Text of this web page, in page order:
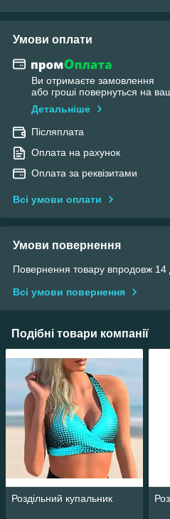
Умови оплати
Ви отримаєте замовлення
або гроші повернуться на
Детальніше
Післяплата
Оплата на рахунок
Оплата за реквізитами
Всі умови оплати
Умови повернення
Повернення товару впродовж 14
Всі умови повернення
Подібні товари компанії
Роздільний купальник